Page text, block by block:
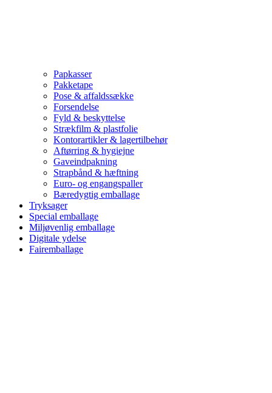
Papkasser
Pakketape
Pose & affaldssække
Forsendelse
Fyld & beskyttelse
Strækfilm & plastfolie
Kontorartikler & lagertilbehør
Aftørring & hygiejne
Gaveindpakning
Strapbånd & hæftning
Euro- og engangspaller
Bæredygtig emballage
Tryksager
Special emballage
Miljøvenlig emballage
Digitale ydelse
Fairemballage